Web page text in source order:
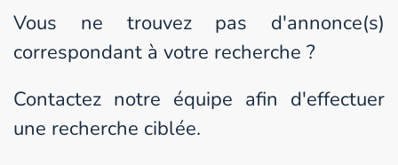
Vous ne trouvez pas d'annonce(s)
correspondant à votre recherche ?
Contactez notre équipe afin d'effectuer
une recherche ciblée.